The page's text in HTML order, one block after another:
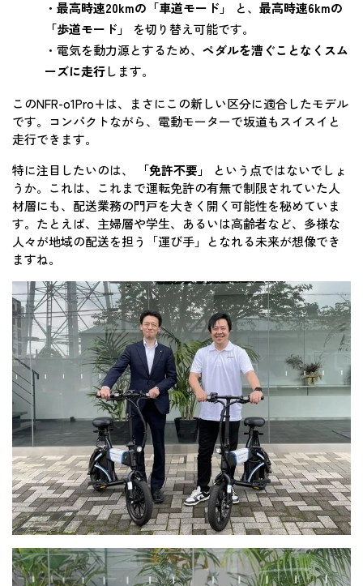
・ 最高時速20kmの「車道モード」 と、 最高時速6kmの
「歩道モード」
を切り替え可能です。
・電気を動力源とするため、 ペダルを漕ぐことなくスム
ーズに走行します。
このNFR-o1Pro+は、まさにこの新しい区分に適合したモデル
です。コンパクトながら、電動モーターで坂道もスイスイと
走行できます。
特に注目したいのは、
「免許不要」
という点ではないでしょ
うか。これは、これまで運転免許の有無で制限されていた人
材層にも、配送業務の門戸を大きく開く可能性を秘めていま
す。たとえば、主婦層や学生、あるいは高齢者など、多様な
人々が地域の配送を担う「運び手」となれる未来が想像でき
ますね。